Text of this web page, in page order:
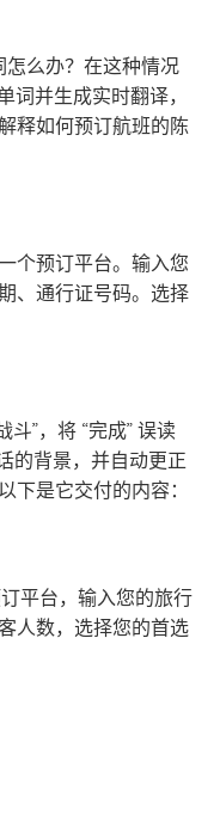
怎么办？在这种情况
并生成实时翻译，
释如何预订航班的陈
个预订平台。输入您
、通行证号码。选择
斗”，将 “完成” 误读
的背景，并自动更正
下是它交付的内容：
平台，输入您的旅行
人数，选择您的首选